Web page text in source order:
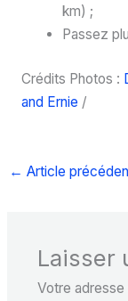
km) ;
Passez
Crédits Photos :
and Ernie /
← Article
Laisser
Votre adresse